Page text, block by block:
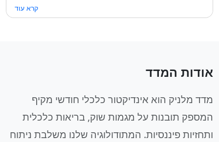
קרא עוד
אודות המדד
מדד מלניק הוא אינדיקטור כלכלי חודשי מקיף
המספק תובנות על מגמות שוק, בריאות כלכלית
ותחזיות פיננסיות. המתודולוגיה שלנו משלבת ניתוח